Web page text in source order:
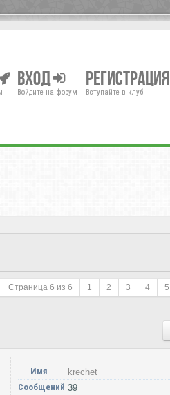
Вход
Войдите на форум
Регистрация
Вступайте в клуб
Страница 6 из 6 1 2 3 4 5
Имя
krechet
Сообщений 39